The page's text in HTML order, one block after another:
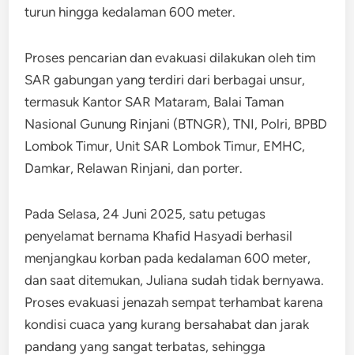
turun hingga kedalaman 600 meter.
Proses pencarian dan evakuasi dilakukan oleh tim
SAR gabungan yang terdiri dari berbagai unsur,
termasuk Kantor SAR Mataram, Balai Taman
Nasional Gunung Rinjani (BTNGR), TNI, Polri, BPBD
Lombok Timur, Unit SAR Lombok Timur, EMHC,
Damkar, Relawan Rinjani, dan porter.
Pada Selasa, 24 Juni 2025, satu petugas
penyelamat bernama Khafid Hasyadi berhasil
menjangkau korban pada kedalaman 600 meter,
dan saat ditemukan, Juliana sudah tidak bernyawa.
Proses evakuasi jenazah sempat terhambat karena
kondisi cuaca yang kurang bersahabat dan jarak
pandang yang sangat terbatas, sehingga